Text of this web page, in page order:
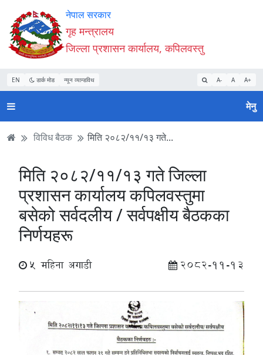
Accessibility
Mode
सुरु
गर्नुहोस्
सामाग्री
पढ्नुहाेस्
नेभिगेसन
पढ्नुहाेस्
वेबसाइट
खोजमा
जानुहोस्
नेपाल सरकार
गृह मन्त्रालय
जिल्ला प्रशासन कार्यालय, कपिलवस्तु
EN डार्क मोड न्यून व्यान्डविथ A- A A+
मेनु
विविध बैठक मिति २०८२/११/१३ गते...
मिति २०८२/११/१३ गते जिल्ला
प्रशासन कार्यालय कपिलवस्तुमा
बसेको सर्वदलीय / सर्वपक्षीय बैठकका
निर्णयहरू
5 महिना अगाडी 2082-11-13